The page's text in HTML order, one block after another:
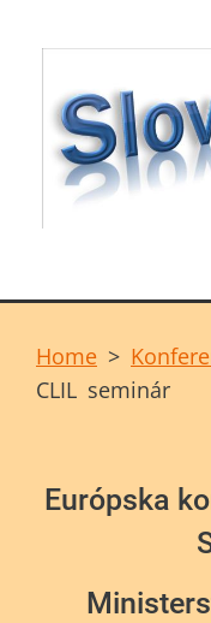
Home >
CLIL seminár
Európska